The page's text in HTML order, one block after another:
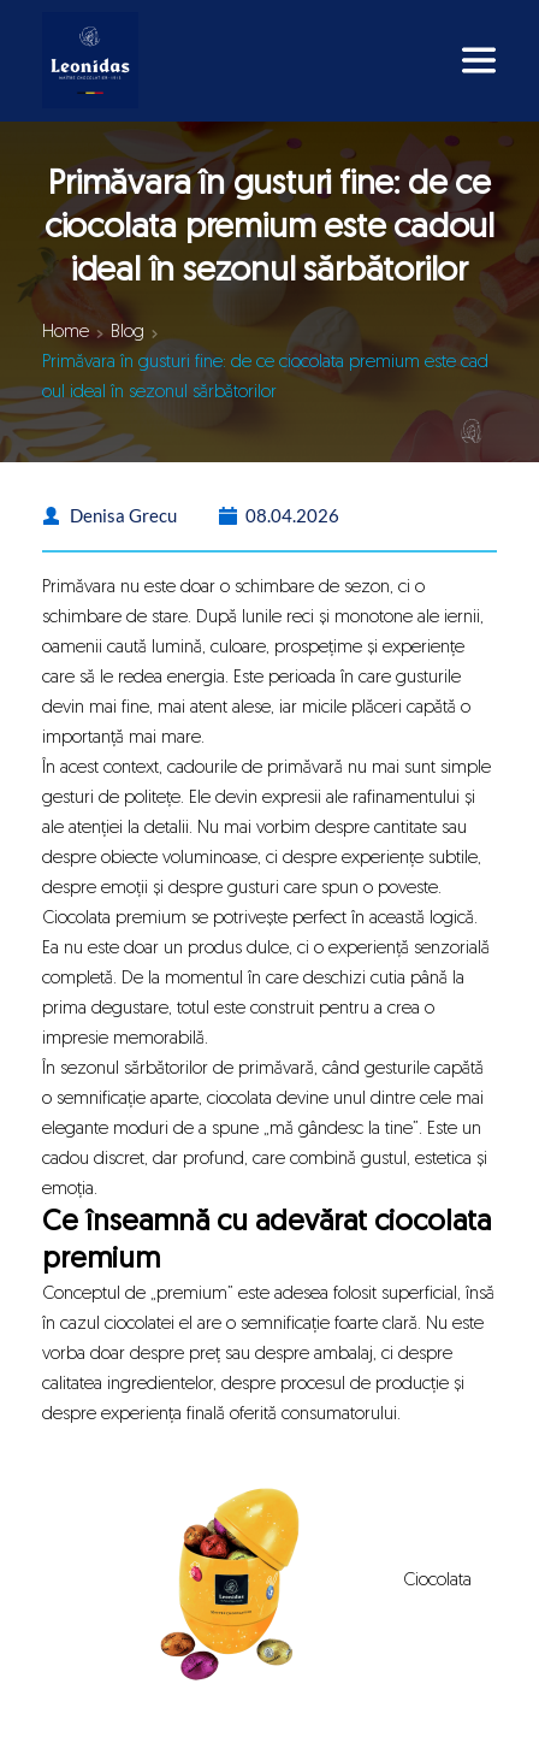
Primăvara în gusturi fine: de ce
ciocolata premium este cadoul
ideal în sezonul sărbătorilor
Home
Blog
Primăvara în gusturi fine: de ce ciocolata premium este cad
oul ideal în sezonul sărbătorilor
Denisa Grecu 08.04.2026
Primăvara nu este doar o schimbare de sezon, ci o
schimbare de stare. După lunile reci și monotone ale iernii,
oamenii caută lumină, culoare, prospețime și experiențe
care să le redea energia. Este perioada în care gusturile
devin mai fine, mai atent alese, iar micile plăceri capătă o
importanță mai mare.
În acest context, cadourile de primăvară nu mai sunt simple
gesturi de politețe. Ele devin expresii ale rafinamentului și
ale atenției la detalii. Nu mai vorbim despre cantitate sau
despre obiecte voluminoase, ci despre experiențe subtile,
despre emoții și despre gusturi care spun o poveste.
Ciocolata premium se potrivește perfect în această logică.
Ea nu este doar un produs dulce, ci o experiență senzorială
completă. De la momentul în care deschizi cutia până la
prima degustare, totul este construit pentru a crea o
impresie memorabilă.
În sezonul sărbătorilor de primăvară, când gesturile capătă
o semnificație aparte, ciocolata devine unul dintre cele mai
elegante moduri de a spune „mă gândesc la tine”. Este un
cadou discret, dar profund, care combină gustul, estetica și
emoția.
Ce înseamnă cu adevărat ciocolata
premium
Conceptul de „premium” este adesea folosit superficial, însă
în cazul ciocolatei el are o semnificație foarte clară. Nu este
vorba doar despre preț sau despre ambalaj, ci despre
calitatea ingredientelor, despre procesul de producție și
despre experiența finală oferită consumatorului.
Ciocolata